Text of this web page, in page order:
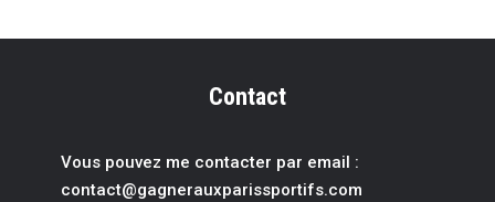
Contact
Vous pouvez me contacter par email :
contact@gagnerauxparissportifs.com